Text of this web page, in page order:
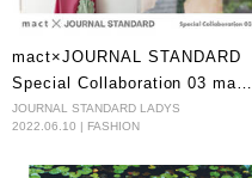
mact×JOURNAL STANDARD
Special Collaboration 03 mact
デザイナーの1WEEK FASHION
STYLE
JOURNAL STANDARD LADYS
2022.06.10 | FASHION